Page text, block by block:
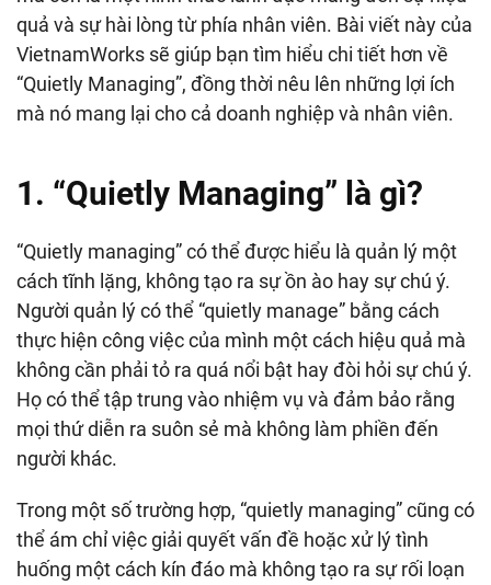
quả và sự hài lòng từ phía nhân viên. Bài viết này của
VietnamWorks sẽ giúp bạn tìm hiểu chi tiết hơn về
“Quietly Managing”, đồng thời nêu lên những lợi ích
mà nó mang lại cho cả doanh nghiệp và nhân viên.
1. “Quietly Managing” là gì?
“Quietly managing” có thể được hiểu là quản lý một
cách tĩnh lặng, không tạo ra sự ồn ào hay sự chú ý.
Người quản lý có thể “quietly manage” bằng cách
thực hiện công việc của mình một cách hiệu quả mà
không cần phải tỏ ra quá nổi bật hay đòi hỏi sự chú ý.
Họ có thể tập trung vào nhiệm vụ và đảm bảo rằng
mọi thứ diễn ra suôn sẻ mà không làm phiền đến
người khác.
Trong một số trường hợp, “quietly managing” cũng có
thể ám chỉ việc giải quyết vấn đề hoặc xử lý tình
huống một cách kín đáo mà không tạo ra sự rối loạn